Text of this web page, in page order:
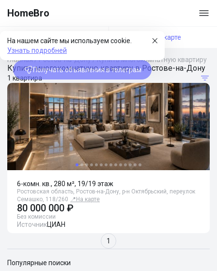
HomeBro
На нашем сайте мы используем cookie.
Узнать подробней
Получать объявления в телеграм
Фильтры На карте
Главная/Ростов-на-Дону/Купить многокомнатную квартиру
Купить многокомнатную квартиру в Ростове-на-Дону
1 квартира
6-комн. кв., 280 м², 19/19 этаж
Ростовская область, Ростов-на-Дону, р-н Октябрьский, переулок
Семашко, 118/260 📍 На карте
80 000 000 ₽
Без комиссии
ИсточникЦИАН
1
Популярные поиски